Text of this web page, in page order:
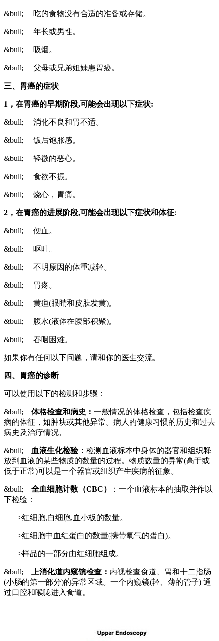
&bull; 吃的食物没有合适的准备或存储。
&bull; 年长或男性。
&bull; 吸烟。
&bull; 父母或兄弟姐妹患胃癌。
三、胃癌的症状
1 ，在胃癌的早期阶段,可能会出现以下症状:
&bull; 消化不良和胃不适。
&bull; 饭后饱胀感。
&bull; 轻微的恶心。
&bull; 食欲不振。
&bull; 烧心，胃痛。
2 ， 在胃癌的进展阶段,可能会出现以下症状和体征:
&bull; 便血。
&bull; 呕吐。
&bull; 不明原因的体重减轻。
&bull; 胃疼。
&bull; 黄疸(眼睛和皮肤发黄)。
&bull; 腹水(液体在腹部积聚)。
&bull; 吞咽困难。
如果你有任何以下问题，请和你的医生交流。
四、胃癌的诊断
可以使用以下的检测和步骤：
&bull; 体格检查和病史： 一般情况的体格检查，包括检查疾
病的体征，如肿块或其他异常。病人的健康习惯的历史和过去
病史及治疗情况。
&bull; 血液生化检验： 检测血液标本中身体的器官和组织释
放到血液的某些物质的数量的过程。物质数量的异常(高于或
低于正常)可以是一个器官或组织产生疾病的征象。
&bull; 全血细胞计数（CBC）
：一个血液标本的抽取并作以
下检验：
>红细胞,白细胞,血小板的数量。
>红细胞中血红蛋白的数量(携带氧气的蛋白)。
>样品的一部分由红细胞组成。
&bull; 上消化道内窥镜检查： 内视检查食道、胃和十二指肠
(小肠的第一部分)的异常区域。一个内窥镜(轻、薄的管子) 通
过口腔和喉咙进入食道。